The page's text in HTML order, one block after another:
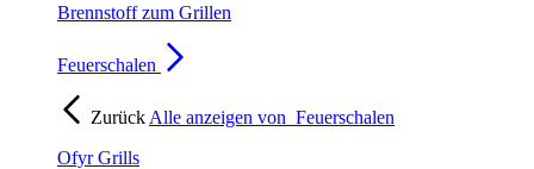
Brennstoff zum Grillen
Feuerschalen
Zurück Alle anzeigen von Feuerschalen
Ofyr Grills